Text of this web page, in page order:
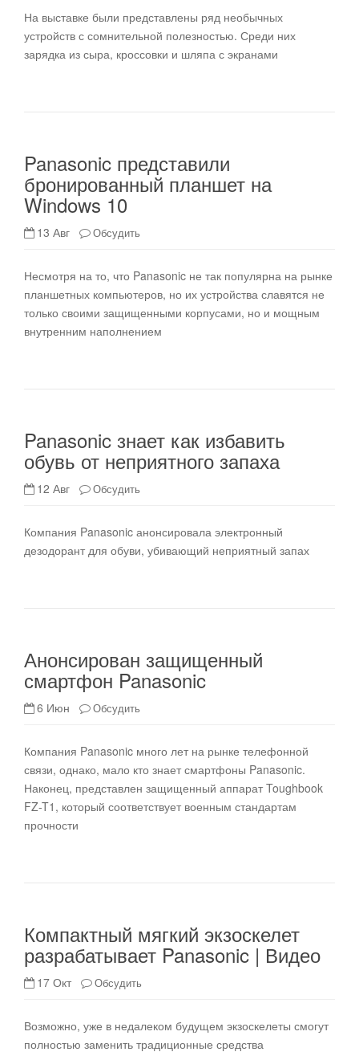
На выставке были представлены ряд необычных
устройств с сомнительной полезностью. Среди них
зарядка из сыра, кроссовки и шляпа с экранами
Panasonic представили
бронированный планшет на
Windows 10
13 Авг Обсудить
Несмотря на то, что Panasonic не так популярна на рынке
планшетных компьютеров, но их устройства славятся не
только своими защищенными корпусами, но и мощным
внутренним наполнением
Panasonic знает как избавить
обувь от неприятного запаха
12 Авг Обсудить
Компания Panasonic анонсировала электронный
дезодорант для обуви, убивающий неприятный запах
Анонсирован защищенный
смартфон Panasonic
6 Июн Обсудить
Компания Panasonic много лет на рынке телефонной
связи, однако, мало кто знает смартфоны Panasonic.
Наконец, представлен защищенный аппарат Toughbook
FZ-T1, который соответствует военным стандартам
прочности
Компактный мягкий экзоскелет
разрабатывает Panasonic | Видео
17 Окт Обсудить
Возможно, уже в недалеком будущем экзоскелеты смогут
полностью заменить традиционные средства